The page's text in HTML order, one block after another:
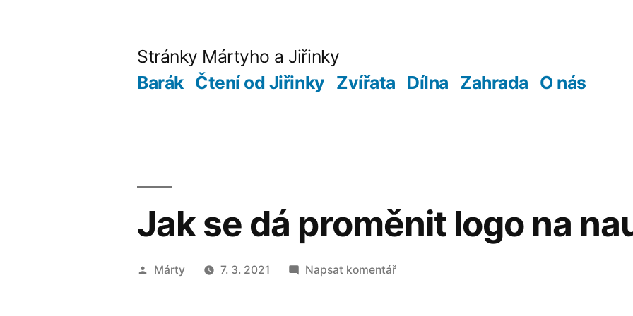
Stránky Mártyho a Jiřinky
Barák Čtení od Jiřinky Zvířata Dílna Zahrada O nás
Jak se dá proměnit logo na
Autor
Márty 7. 3. 2021 Napsat komentářpro